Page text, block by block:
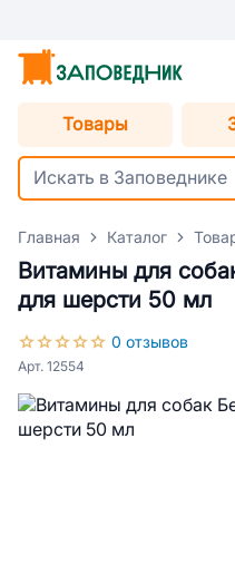
Товары
Главная Каталог
Витамины для
для шерсти 50 мл
0 отзывов
Арт. 12554